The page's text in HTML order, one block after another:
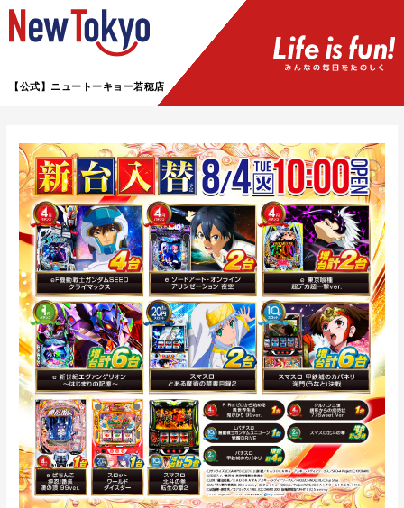
【公式】ニュートーキョー若穂店